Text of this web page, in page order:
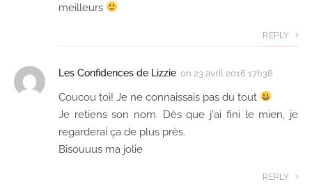
meilleurs
REPLY
Les Confidences de Lizzie on 23 avril 2016 17h38
Coucou toi! Je ne connaissais pas du tout
Je retiens son nom. Dès que j'ai fini le mien, je
regarderai ça de plus près.
Bisouuus ma jolie
REPLY